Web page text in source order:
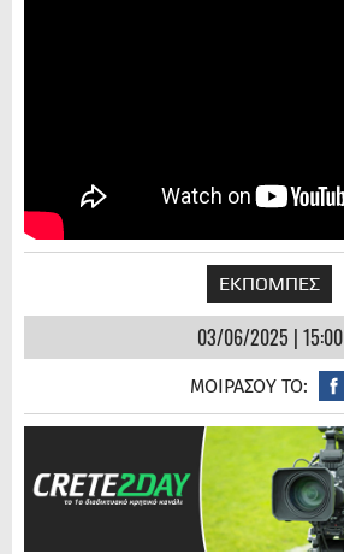
ΕΚΠΟΜΠΕΣ
03/06/2025 | 15:00
ΜΟΙΡΑΣΟΥ ΤΟ: